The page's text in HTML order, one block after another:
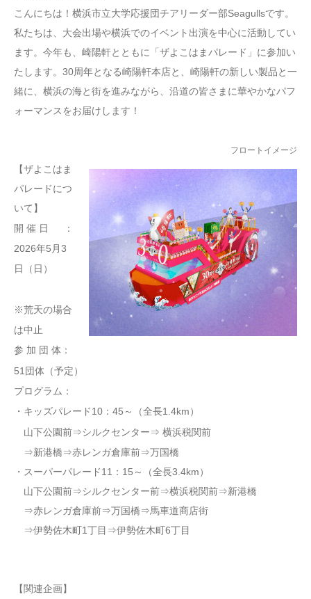
こんにちは！横浜市立大学応援団チアリーダー部Seagullsです。
私たちは、大会出場や横浜でのイベント出演を中心に活動してい
ます。今年も、崎陽軒とともに「ザよこはまパレード」に参加い
たします。30周年となる崎陽軒本店と、崎陽軒の新しい製品と一
緒に、横浜の海と街を進みながら、沿道の皆さまに華やかなパフ
ォーマンスをお届けします！
フロートイメージ
【ザよこはま
パレードにつ
いて】
開 催 日 ：
2026年5月3
日（日）
※荒天の場合
は中止
参 加 団 体：
51団体（予定）
プログラム：
・キッズパレード10：45～（全長1.4km）
山下公園前⇒シルクセンター⇒ 横浜税関前
⇒新港橋⇒赤レンガ倉庫前⇒万国橋
・スーパーパレード11：15～（全長3.4km）
山下公園前⇒シルクセンター前⇒横浜税関前⇒新港橋
⇒赤レンガ倉庫前⇒万国橋⇒馬車道商店街
⇒伊勢佐木町1丁目⇒伊勢佐木町6丁目
【関連企画】